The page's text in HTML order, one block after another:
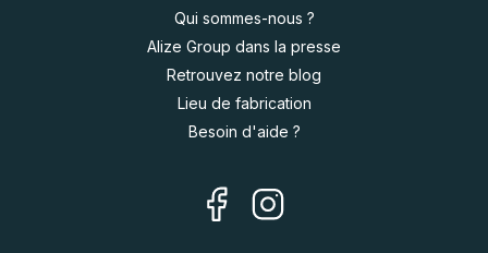
Qui sommes-nous ?
Alize Group dans la presse
Retrouvez notre blog
Lieu de fabrication
Besoin d'aide ?